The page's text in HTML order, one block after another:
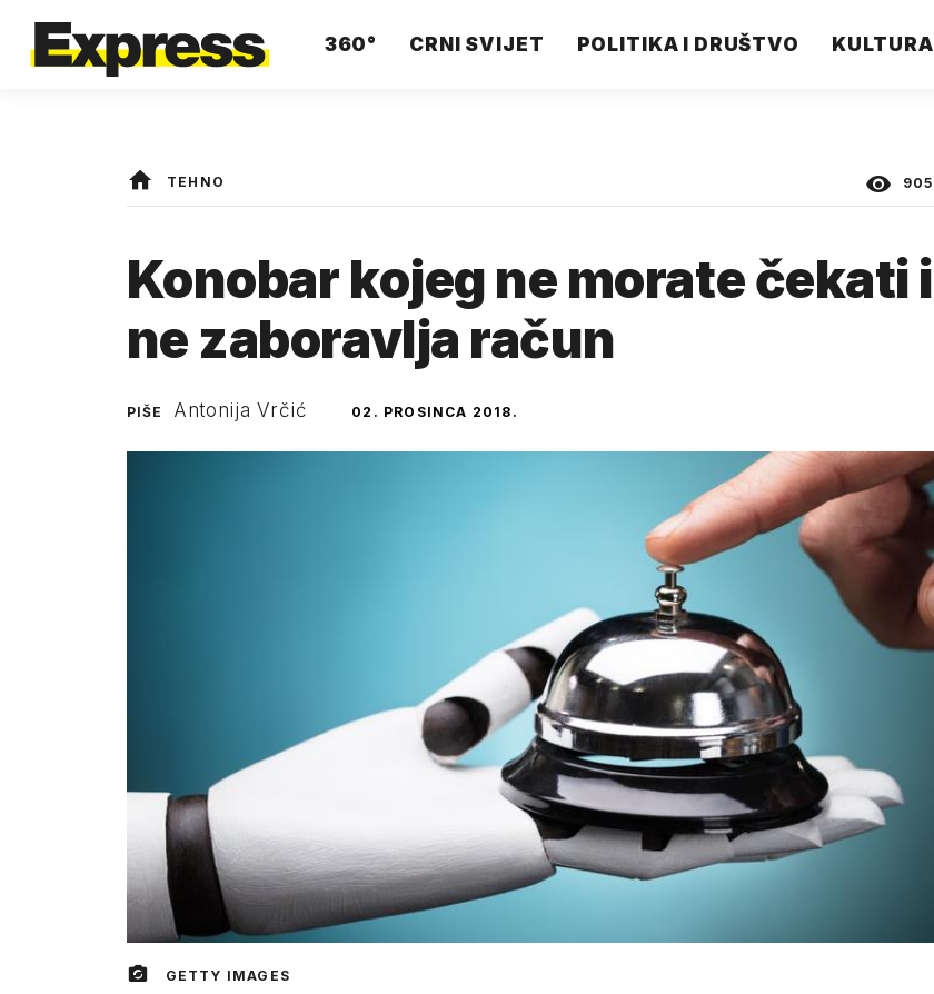
360° CRNI SVIJET POLITIKA I DRUŠTVO KULTURA
TEHNO 905
Konobar kojeg ne morate čekati i
ne zaboravlja račun
PIŠE Antonija Vrčić 02. PROSINCA 2018.
GETTY IMAGES